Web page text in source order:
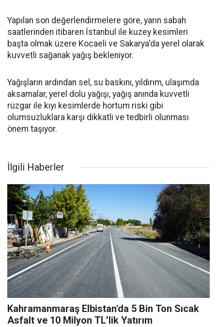
Yapılan son değerlendirmelere göre, yarın sabah
saatlerinden itibaren İstanbul ile kuzey kesimleri
başta olmak üzere Kocaeli ve Sakarya'da yerel olarak
kuvvetli sağanak yağış bekleniyor.
Yağışların ardından sel, su baskını, yıldırım, ulaşımda
aksamalar, yerel dolu yağışı, yağış anında kuvvetli
rüzgar ile kıyı kesimlerde hortum riski gibi
olumsuzluklara karşı dikkatli ve tedbirli olunması
önem taşıyor.
İlgili Haberler
Kahramanmaraş Elbistan'da 5 Bin Ton Sıcak
Asfalt ve 10 Milyon TL’lik Yatırım